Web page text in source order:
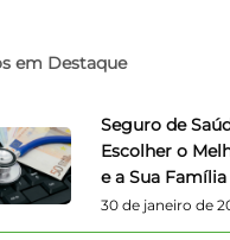
em Destaque
Seguro de
Escolher o
e a Sua Família
30 de janeiro de